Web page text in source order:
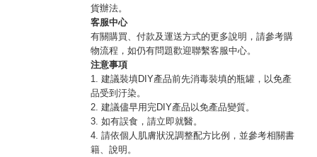
貨辦法。
客服中心
有關購買、付款及運送方式的更多說明，請參考購
物流程，如仍有問題歡迎聯繫客服中心。
注意事項
1. 建議裝填DIY產品前先消毒裝填的瓶罐，以免產
品受到汙染。
2. 建議儘早用完DIY產品以免產品變質。
3. 如有誤食，請立即就醫。
4. 請依個人肌膚狀況調整配方比例，並參考相關書
籍、說明。